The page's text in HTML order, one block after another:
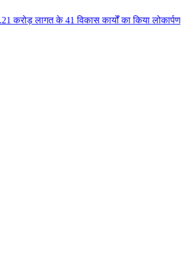
कार्यों का किया लोकार्पण एवं भूमिपूजन कुलैथ